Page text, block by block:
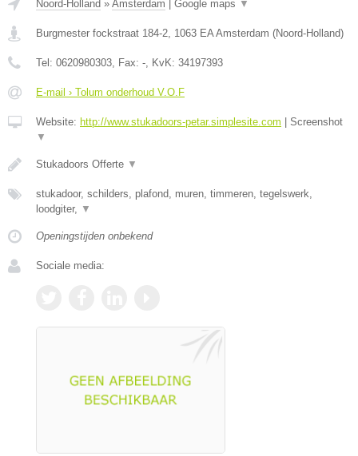
Noord-Holland » Amsterdam Google maps ▼
Burgmester fockstraat 184-2, 1063 EA Amsterdam (Noord-Holland)
Tel: 0620980303, Fax: -, KvK: 34197393
E-mail › Tolum onderhoud V.O.F
Website: http://www.stukadoors-petar.simplesite.com
Screenshot
▼
Stukadoors Offerte ▼
stukadoor, schilders, plafond, muren, timmeren, tegelswerk,
loodgiter, ▼
Openingstijden onbekend
Sociale media: